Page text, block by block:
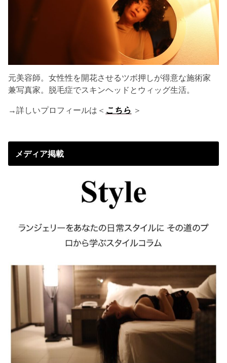
元美容師。女性性を開花させるツボ押しが得意な施術家
兼写真家。脱毛症でスキンヘッドとウィッグ生活。
→詳しいプロフィールは＜ こちら ＞
メディア掲載